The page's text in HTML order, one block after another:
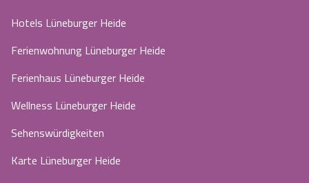
Hotels Lüneburger Heide
Ferienwohnung Lüneburger Heide
Ferienhaus Lüneburger Heide
Wellness Lüneburger Heide
Sehenswürdigkeiten
Karte Lüneburger Heide